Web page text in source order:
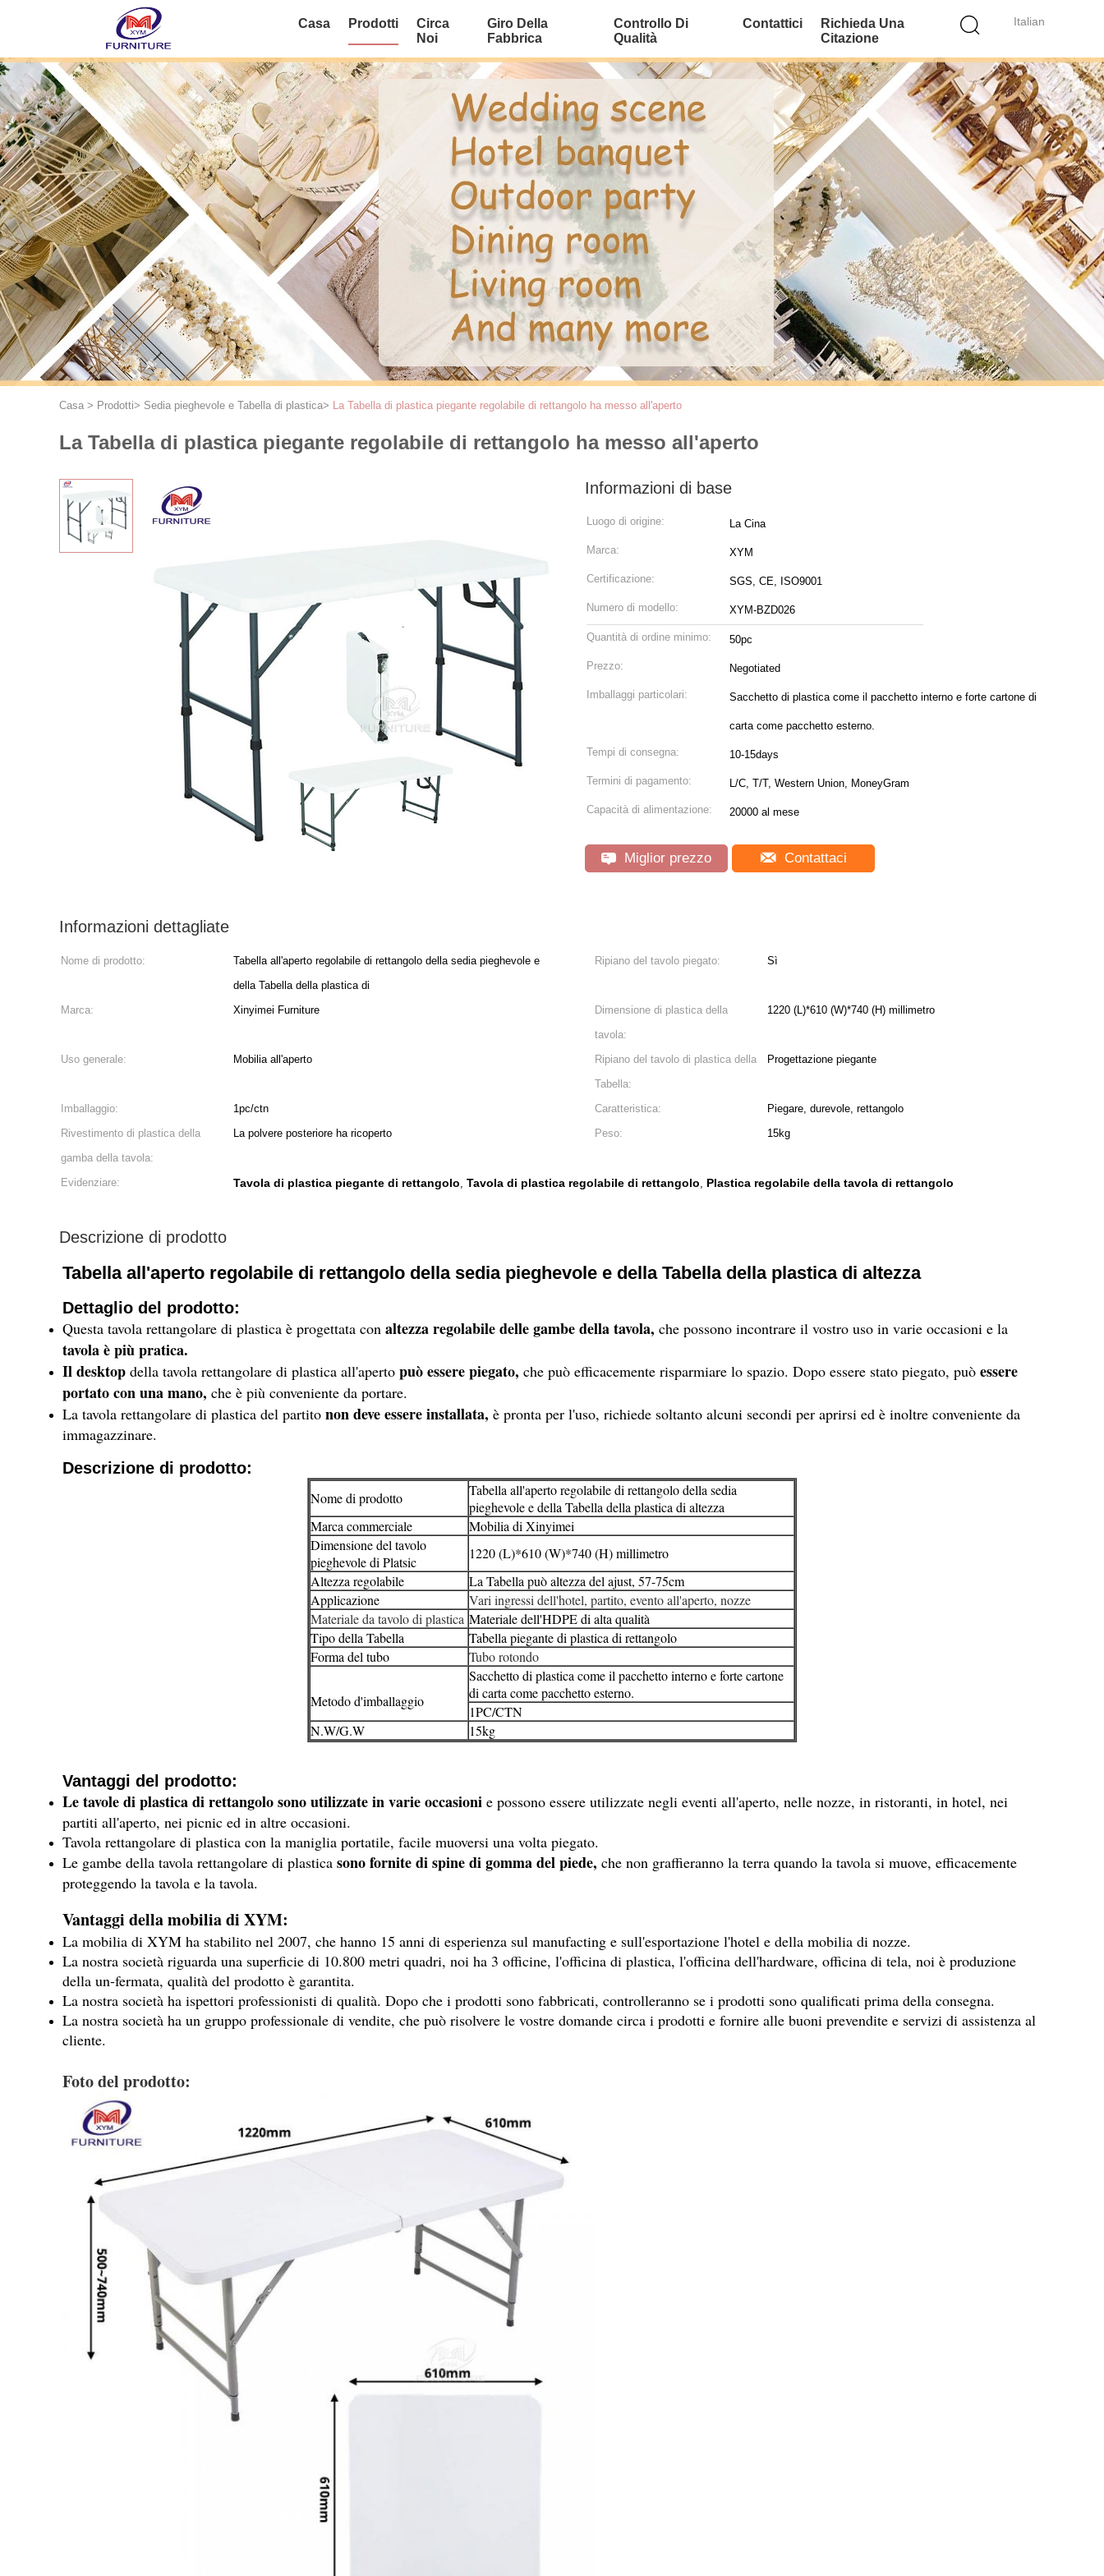
Italian
Casa Prodotti
Circa
Noi
Giro Della
Fabbrica
Controllo Di
Qualità
Contattici
Richieda Una
Citazione
Casa > Prodotti> Sedia pieghevole e Tabella di plastica> La Tabella di plastica piegante regolabile di rettangolo ha messo all'aperto
La Tabella di plastica piegante regolabile di rettangolo ha messo all'aperto
Informazioni di base
Luogo di origine: La Cina
Marca: XYM
Certificazione: SGS, CE, ISO9001
Numero di modello: XYM-BZD026
Quantità di ordine minimo: 50pc
Prezzo: Negotiated
Imballaggi particolari: Sacchetto di plastica come il pacchetto interno e forte cartone di
carta come pacchetto esterno.
Tempi di consegna: 10-15days
Termini di pagamento: L/C, T/T, Western Union, MoneyGram
Capacità di alimentazione: 20000 al mese
Miglior prezzo Contattaci
Informazioni dettagliate
Nome di prodotto:
Tabella all'aperto regolabile di rettangolo della sedia pieghevole e
della Tabella della plastica di
Ripiano del tavolo piegato: Sì
Marca: Xinyimei Furniture
Dimensione di plastica della
tavola:
1220 (L)*610 (W)*740 (H) millimetro
Uso generale: Mobilia all'aperto
Ripiano del tavolo di plastica della
Tabella:
Progettazione piegante
Imballaggio: 1pc/ctn Caratteristica:
Piegare, durevole, rettangolo
Rivestimento di plastica della
gamba della tavola:
La polvere posteriore ha ricoperto Peso: 15kg
Evidenziare: Tavola di plastica piegante di rettangolo, Tavola di plastica regolabile di rettangolo, Plastica regolabile della tavola di rettangolo
Descrizione di prodotto
Tabella all'aperto regolabile di rettangolo della sedia pieghevole e della Tabella della plastica di altezza
Dettaglio del prodotto:
Questa tavola rettangolare di plastica è progettata con altezza regolabile delle gambe della tavola, che possono incontrare il vostro uso in varie occasioni e la
tavola è più pratica.
Il desktop della tavola rettangolare di plastica all'aperto può essere piegato, che può efficacemente risparmiare lo spazio. Dopo essere stato piegato, può essere
portato con una mano, che è più conveniente da portare.
La tavola rettangolare di plastica del partito non deve essere installata, è pronta per l'uso, richiede soltanto alcuni secondi per aprirsi ed è inoltre conveniente da
immagazzinare.
Descrizione di prodotto:
Nome di prodotto
Tabella all'aperto regolabile di rettangolo della sedia
pieghevole e della Tabella della plastica di altezza
Marca commerciale
Mobilia di Xinyimei
Dimensione del tavolo
pieghevole di Platsic
1220 (L)*610 (W)*740 (H) millimetro
Altezza regolabile
La Tabella può altezza del ajust, 57-75cm
Applicazione
Vari ingressi dell'hotel, partito, evento all'aperto, nozze
Materiale da tavolo di plastica Materiale dell'HDPE di alta qualità
Tipo della Tabella
Tabella piegante di plastica di rettangolo
Forma del tubo
Tubo rotondo
Metodo d'imballaggio
Sacchetto di plastica come il pacchetto interno e forte cartone
di carta come pacchetto esterno.
1PC/CTN
N.W/G.W
15kg
Vantaggi del prodotto:
Le tavole di plastica direttangolosono utilizzate in varie occasioni e possono essere utilizzate negli eventi all'aperto, nelle nozze, in ristoranti, in hotel, nei
partiti all'aperto, nei picnic ed in altre occasioni.
Tavola rettangolare di plastica con la maniglia portatile, facile muoversi una volta piegato.
Le gambe della tavola rettangolare di plastica sono fornite di spine di gomma del piede, che non graffieranno la terra quando la tavola si muove, efficacemente
proteggendo la tavola e la tavola.
Vantaggi della mobilia di XYM:
La mobilia di XYM ha stabilito nel 2007, che hanno 15 anni di esperienza sul manufacting e sull'esportazione l'hotel e della mobilia di nozze.
La nostra società riguarda una superficie di 10.800 metri quadri, noi ha 3 officine, l'officina di plastica, l'officina dell'hardware, officina di tela, noi è produzione
della un-fermata, qualità del prodotto è garantita.
La nostra società ha ispettori professionisti di qualità. Dopo che i prodotti sono fabbricati, controlleranno se i prodotti sono qualificati prima della consegna.
La nostra società ha un gruppo professionale di vendite, che può risolvere le vostre domande circa i prodotti e fornire alle buoni prevendite e servizi di assistenza al
cliente.
Foto del prodotto: